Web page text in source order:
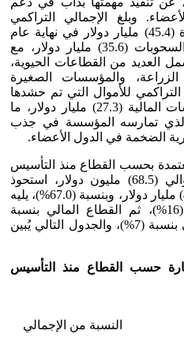
وبلغ الإجمالي التراكمي
لعمليات تمويل التجارة المعتمدة (45.4) مليار دولار في نهاية عام
2023م، في حين بلغت قيمة السحوبات (35.6) مليار دولار، مع
العديد من القطاعات الحيوية،
والمؤسسات الصغيرة
للأموال التي تم حشدها
من البنوك المشاركة والمؤسسات المالية (27.3) مليار دولار، ما
تمارسه المؤسسة في جذب
الضخمة في الدول الأعضاء.
بحسب القطاع منذ التأسيس
خلال الفترة (2008-2022م) حوالي (68.5) مليون دولار، استحوذ
قطاع الطاقة، منها ما قيمته (46) مليار دولار، وبنسبة (67.0%)، يليه
قطاع الزراعة والغذاء بنسبة (16%)، ثم القطاع المالي بنسبة
(10%) وأخيراً القطاعات الأخرى بنسبة (7%)، والجدول التالي يُبين
حسب القطاع منذ التأسيس
النسبة من الإجمالي